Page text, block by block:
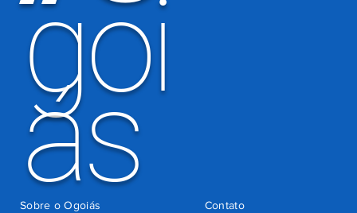
goi
ás Contato
Sobre o Ogoiás